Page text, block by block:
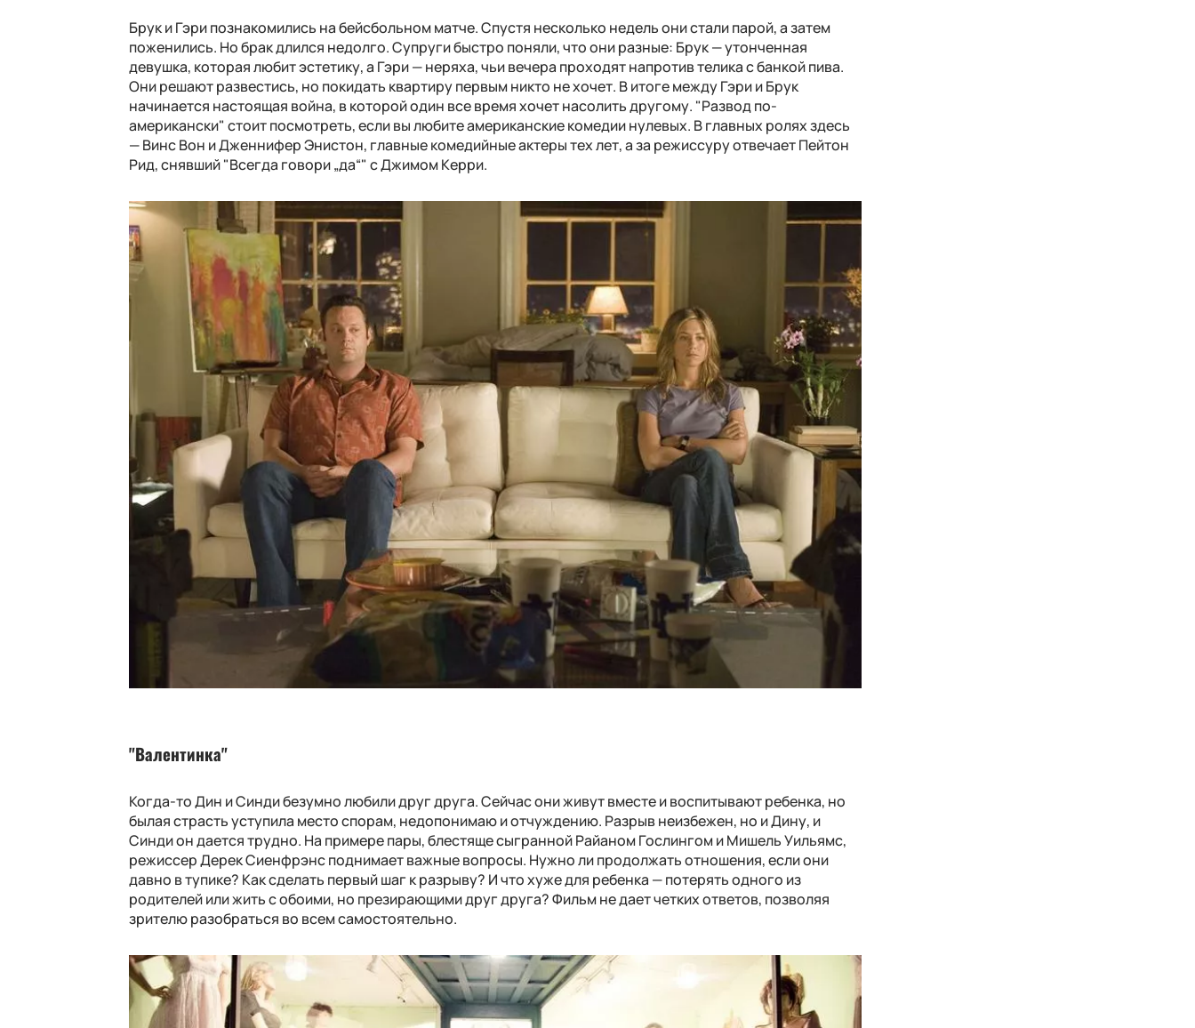
Брук и Гэри познакомились на бейсбольном матче. Спустя несколько недель они стали парой, а затем
поженились. Но брак длился недолго. Супруги быстро поняли, что они разные: Брук — утонченная
девушка, которая любит эстетику, а Гэри — неряха, чьи вечера проходят напротив телика с банкой пива.
Они решают развестись, но покидать квартиру первым никто не хочет. В итоге между Гэри и Брук
начинается настоящая война, в которой один все время хочет насолить другому. "Развод по-
американски" стоит посмотреть, если вы любите американские комедии нулевых. В главных ролях здесь
— Винс Вон и Дженнифер Энистон, главные комедийные актеры тех лет, а за режиссуру отвечает Пейтон
Рид, снявший "Всегда говори „да“" с Джимом Керри.
"Валентинка"
Когда-то Дин и Синди безумно любили друг друга. Сейчас они живут вместе и воспитывают ребенка, но
былая страсть уступила место спорам, недопонимаю и отчуждению. Разрыв неизбежен, но и Дину, и
Синди он дается трудно. На примере пары, блестяще сыгранной Райаном Гослингом и Мишель Уильямс,
режиссер Дерек Сиенфрэнс поднимает важные вопросы. Нужно ли продолжать отношения, если они
давно в тупике? Как сделать первый шаг к разрыву? И что хуже для ребенка — потерять одного из
родителей или жить с обоими, но презирающими друг друга? Фильм не дает четких ответов, позволяя
зрителю разобраться во всем самостоятельно.